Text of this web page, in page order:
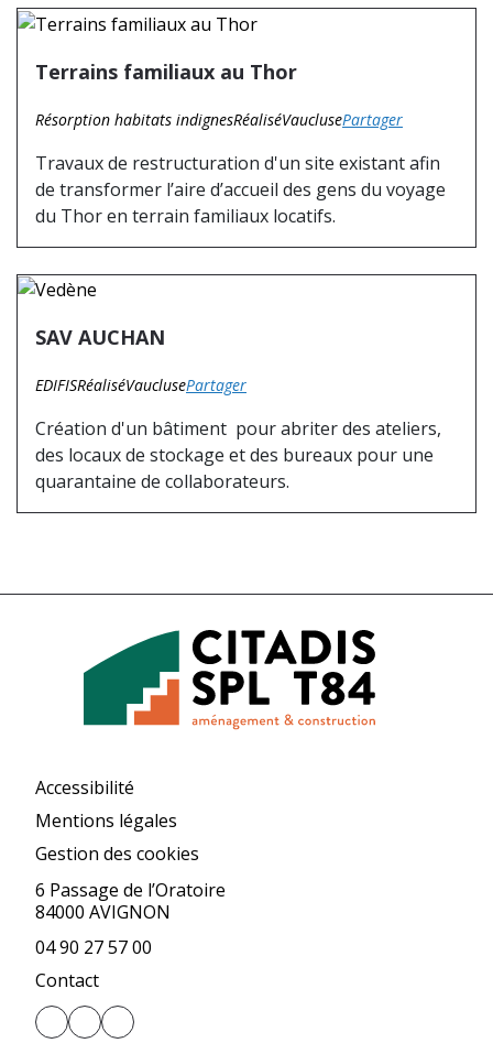
Terrains familiaux au Thor
Résorption habitats indignesRéaliséVauclusePartager
Travaux de restructuration d'un site existant afin
de transformer l’aire d’accueil des gens du voyage
du Thor en terrain familiaux locatifs.
SAV AUCHAN
EDIFISRéaliséVauclusePartager
Création d'un bâtiment pour abriter des ateliers,
des locaux de stockage et des bureaux pour une
quarantaine de collaborateurs.
Accessibilité
Mentions légales
Gestion des cookies
6 Passage de l’Oratoire
84000 AVIGNON
04 90 27 57 00
Contact